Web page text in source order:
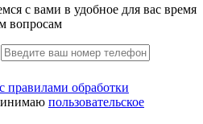
с вами в удобное для вас время
вопросам
правилами обработки
пользовательское